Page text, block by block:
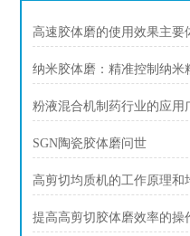
高速胶体磨的使用效果主要
纳米胶体磨：精准控制纳米
粉液混合机制药行业的应用
SGN陶瓷胶体磨问世
高剪切均质机的工作原理和
提高高剪切胶体磨效率的操